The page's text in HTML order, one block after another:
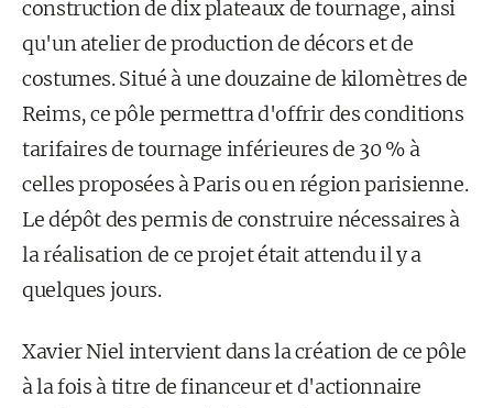
construction de dix plateaux de tournage, ainsi
qu'un atelier de production de décors et de
costumes. Situé à une douzaine de kilomètres de
Reims, ce pôle permettra d'offrir des conditions
tarifaires de tournage inférieures de 30 % à
celles proposées à Paris ou en région parisienne.
Le dépôt des permis de construire nécessaires à
la réalisation de ce projet était attendu il y a
quelques jours.
Xavier Niel intervient dans la création de ce pôle
à la fois à titre de financeur et d'actionnaire